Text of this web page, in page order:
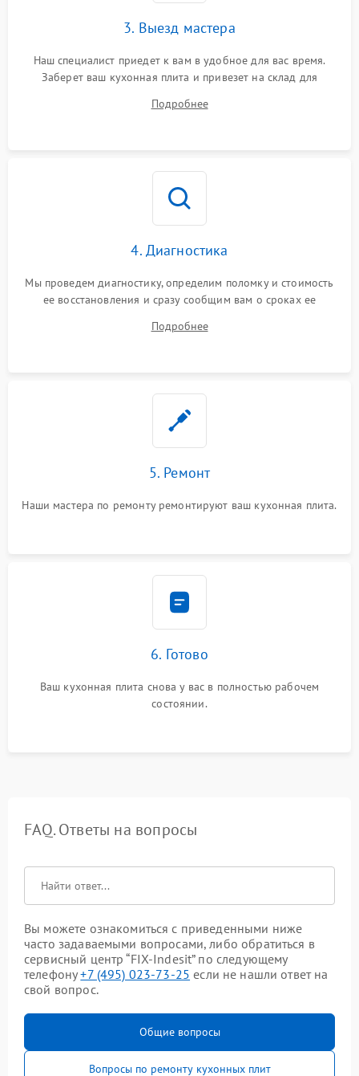
3. Выезд мастера
Наш специалист приедет к вам в удобное для вас время.
Заберет ваш кухонная плита и привезет на склад для
Подробнее
4. Диагностика
Мы проведем диагностику, определим поломку и стоимость
ее восстановления и сразу сообщим вам о сроках ее
Подробнее
5. Ремонт
Наши мастера по ремонту ремонтируют ваш кухонная плита.
6. Готово
Ваш кухонная плита снова у вас в полностью рабочем
состоянии.
FAQ. Ответы на вопросы
Вы можете ознакомиться с приведенными ниже
часто задаваемыми вопросами, либо обратиться в
сервисный центр “FIX-Indesit” по следующему
телефону+7 (495) 023-73-25 если не нашли ответ на
свой вопрос.
Общие вопросы
Вопросы по ремонту кухонных плит